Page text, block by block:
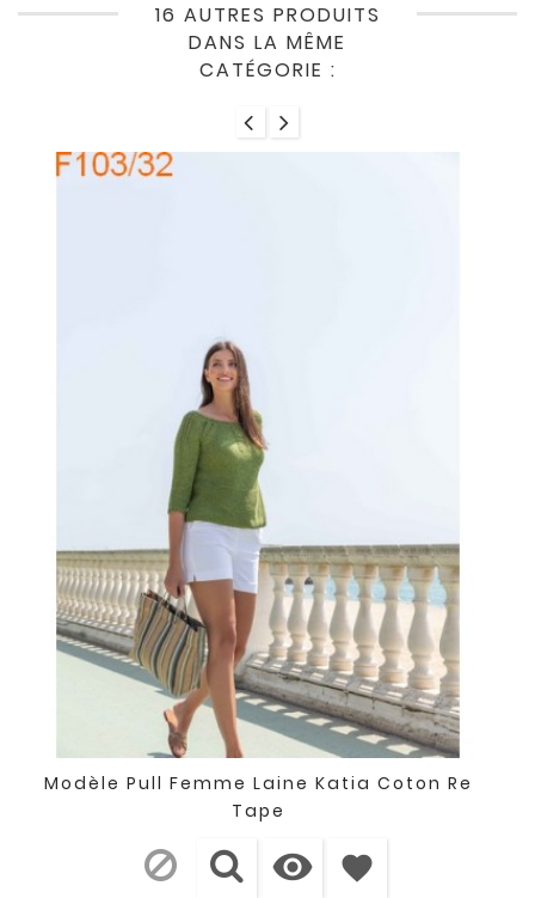
16 AUTRES PRODUITS
DANS LA MÊME
CATÉGORIE :
Modèle Pull Femme Laine Katia Coton Re
Tape
 favorite